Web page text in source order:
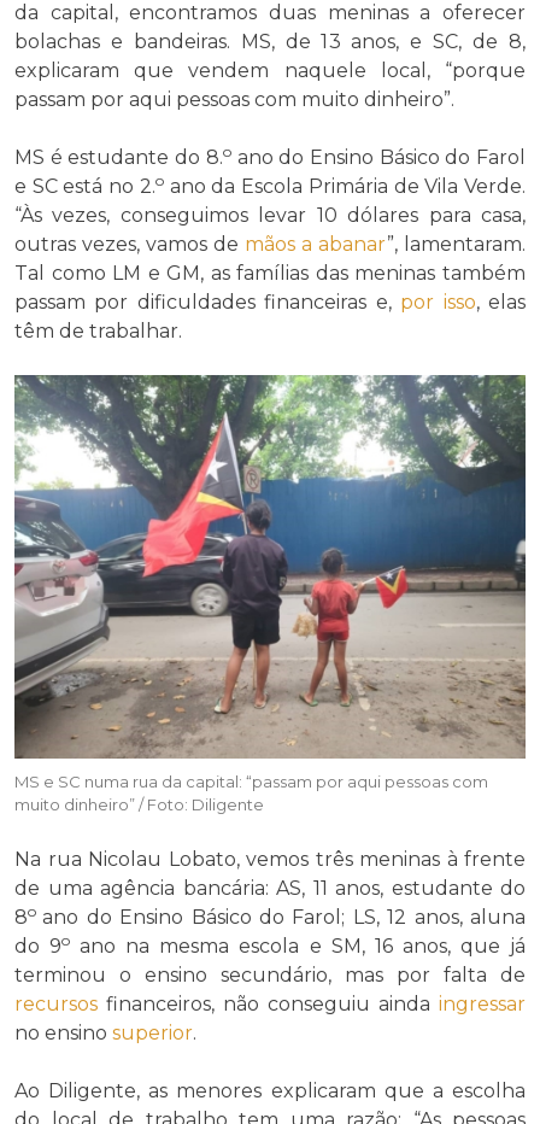
da capital, encontramos duas meninas a oferecer
bolachas e bandeiras. MS, de 13 anos, e SC, de 8,
explicaram que vendem naquele local, “porque
passam por aqui pessoas com muito dinheiro”.
MS é estudante do 8.oano do Ensino Básico do Farol
e SC está no 2.oano da Escola Primária de Vila Verde.
“Às vezes, conseguimos levar 10 dólares para casa,
outras vezes, vamos de mãos a abanar”, lamentaram.
Tal como LM e GM, as famílias das meninas também
passam por dificuldades financeiras e, por isso, elas
têm de trabalhar.
MS e SC numa rua da capital: “passam por aqui pessoas com
muito dinheiro” / Foto: Diligente
Na rua Nicolau Lobato, vemos três meninas à frente
de uma agência bancária: AS, 11 anos, estudante do
8o ano do Ensino Básico do Farol; LS, 12 anos, aluna
do 9o ano na mesma escola e SM, 16 anos, que já
terminou o ensino secundário, mas por falta de
recursos financeiros, não conseguiu ainda ingressar
no ensino superior.
Ao Diligente, as menores explicaram que a escolha